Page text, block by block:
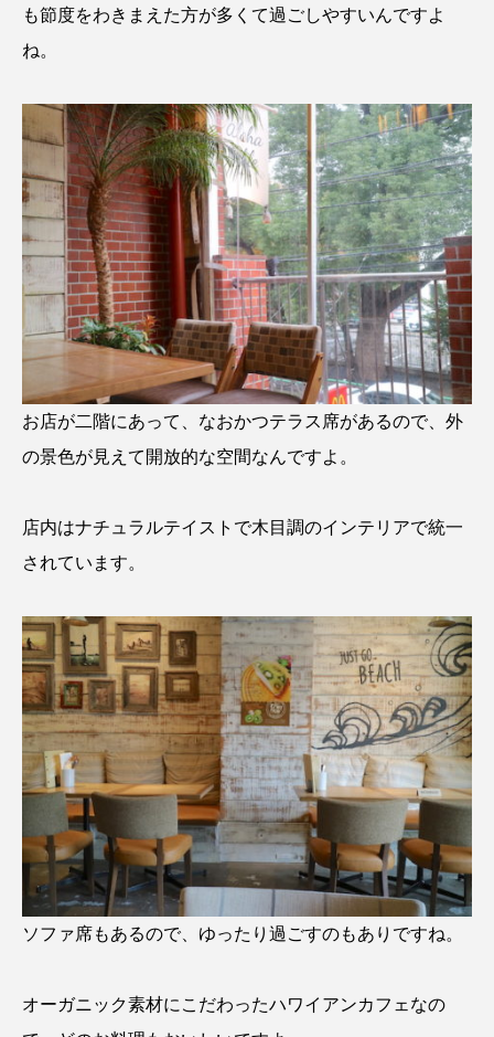
も節度をわきまえた方が多くて過ごしやすいんですよ
ね。
お店が二階にあって、なおかつテラス席があるので、外
の景色が見えて開放的な空間なんですよ。
店内はナチュラルテイストで木目調のインテリアで統一
されています。
ソファ席もあるので、ゆったり過ごすのもありですね。
オーガニック素材にこだわったハワイアンカフェなの